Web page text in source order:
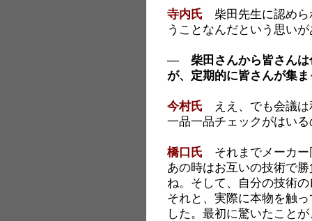
寺内氏 柴田先生に認めら
うことなんだという思い
― 柴田さんから皆さんは
が、定期的に皆さんが集
今村氏 ええ、でも会議は
一品一品チェックがはい
橋口氏 それまでメーカー
あの時はお互いの技術で
ね。そして、自分の技術
それと、実際に本物を触
した。最初に驚いたこと